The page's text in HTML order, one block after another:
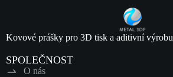
Kovové prášky pro 3D tisk a aditivní výrobu
SPOLEČNOST
O nás